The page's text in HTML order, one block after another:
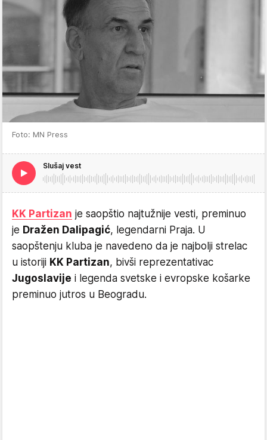
Foto: MN Press
Slušaj vest
KK Partizan je saopštio najtužnije vesti, preminuo
je Dražen Dalipagić, legendarni Praja. U
saopštenju kluba je navedeno da je najbolji strelac
u istoriji KK Partizan, bivši reprezentativac
Jugoslavije i legenda svetske i evropske košarke
preminuo jutros u Beogradu.